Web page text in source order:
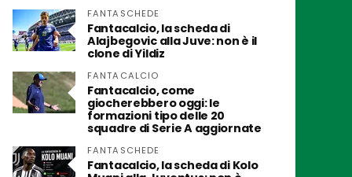
FANTASCHEDE
Fantacalcio, la scheda di
Alajbegovic alla Juve: non è il
clone di Yildiz
FANTACALCIO
Fantacalcio, come
giocherebbero oggi: le
formazioni tipo delle 20
squadre di Serie A aggiornate
FANTASCHEDE
Fantacalcio, la scheda di Kolo